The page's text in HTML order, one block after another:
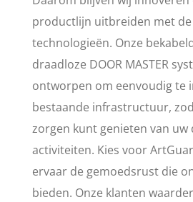
productlijn uitbreiden met
technologieën. Onze
draadloze DOOR MASTER
ontworpen om eenvoudig te
bestaande infrastructuur,
zorgen kunt genieten van uw
activiteiten. Kies voor
ervaar de gemoedsrust die
bieden. Onze klanten